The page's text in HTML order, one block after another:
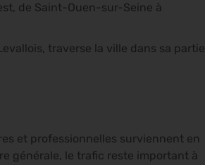
de Saint-Ouen-sur-Seine à
traverse la ville dans sa partie
et professionnelles surviennent en
générale, le trafic reste important à